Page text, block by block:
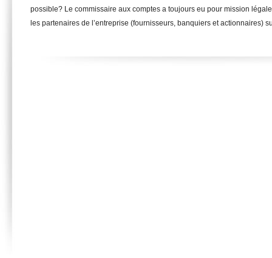
possible? Le commissaire aux comptes a toujours eu pour mission
les partenaires de l’entreprise (fournisseurs, banquiers et actionnaires)